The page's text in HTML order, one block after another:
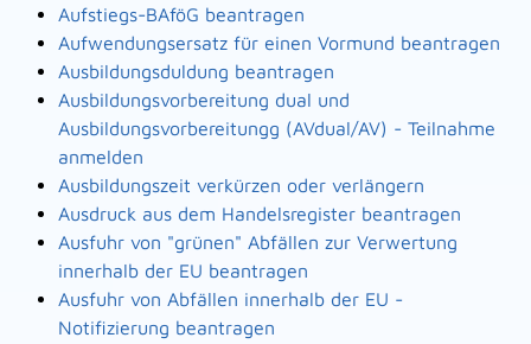
Aufstiegs-BAföG beantragen
Aufwendungsersatz für einen Vormund beantragen
Ausbildungsduldung beantragen
Ausbildungsvorbereitung dual und
Ausbildungsvorbereitungg (AVdual/AV) - Teilnahme
anmelden
Ausbildungszeit verkürzen oder verlängern
Ausdruck aus dem Handelsregister beantragen
Ausfuhr von "grünen" Abfällen zur Verwertung
innerhalb der EU beantragen
Ausfuhr von Abfällen innerhalb der EU -
Notifizierung beantragen